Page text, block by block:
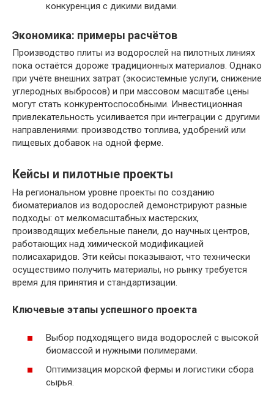
конкуренция с дикими видами.
Экономика: примеры расчётов
Производство плиты из водорослей на пилотных линиях
пока остаётся дороже традиционных материалов. Однако
при учёте внешних затрат (экосистемные услуги, снижение
углеродных выбросов) и при массовом масштабе цены
могут стать конкурентоспособными. Инвестиционная
привлекательность усиливается при интеграции с другими
направлениями: производство топлива, удобрений или
пищевых добавок на одной ферме.
Кейсы и пилотные проекты
На региональном уровне проекты по созданию
биоматериалов из водорослей демонстрируют разные
подходы: от мелкомасштабных мастерских,
производящих мебельные панели, до научных центров,
работающих над химической модификацией
полисахаридов. Эти кейсы показывают, что технически
осуществимо получить материалы, но рынку требуется
время для принятия и стандартизации.
Ключевые этапы успешного проекта
Выбор подходящего вида водорослей с высокой
биомассой и нужными полимерами.
Оптимизация морской фермы и логистики сбора
сырья.